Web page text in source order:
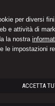
per diversi
e attività di
la nostra
le impostazioni
ACCETTA